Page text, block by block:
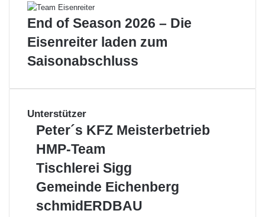
End of Season 2026 – Die
Eisenreiter laden zum
Saisonabschluss
Unterstützer
Peter
KFZ
Meisterbetrieb
Peter´s KFZ Meisterbetrieb
HMP-
HMP-Team
Tischlerei
Tischlerei Sigg
Gemeinde
Gemeinde Eichenberg
schmidERDBAU
schmidERDBAU